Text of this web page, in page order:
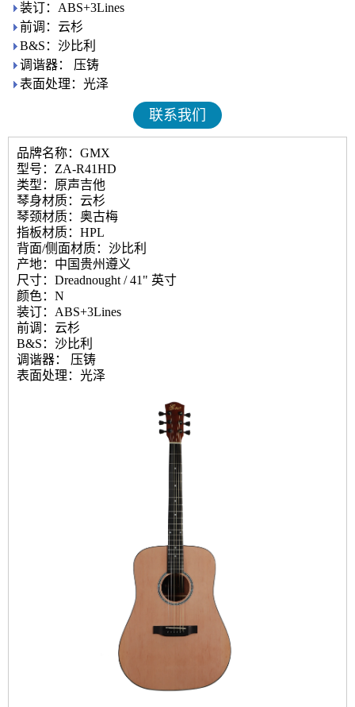
装订：ABS+3Lines
前调：云杉
B&S：沙比利
调谐器： 压铸
表面处理：光泽
联系我们
品牌名称：GMX
型号：ZA-R41HD
类型：原声吉他
琴身材质：云杉
琴颈材质：奥古梅
指板材质：HPL
背面/侧面材质：沙比利
产地：中国贵州遵义
尺寸：Dreadnought / 41" 英寸
颜色：N
装订：ABS+3Lines
前调：云杉
B&S：沙比利
调谐器： 压铸
表面处理：光泽